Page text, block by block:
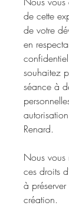
de cette
de votre
en
souhaitez
séance à
Renard.
Nous vous
ces droits
à
création.